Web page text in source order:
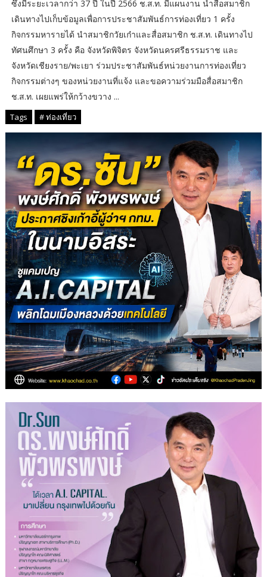
ซึ่งมีระยะเวลากว่า 37 ปี ในปี 2566 ช.ส.ท. มีแผนงาน นำสื่อสมาชิก
เดินทางไปเก็บข้อมูลเพื่อการประชาสัมพันธ์การท่องเที่ยว 1 ครั้ง
กิจกรรมหารายได้ นำสมาชิกวัยเก๋าและสื่อสมาชิก ช.ส.ท. เดินทางไป
ทัศนศึกษา 3 ครั้ง คือ จังหวัดพิจิตร จังหวัดนครศรีธรรมราช และ
จังหวัดเชียงราย/พะเยา ร่วมประชาสัมพันธ์หน่วยงานการท่องเที่ยว
กิจกรรมต่างๆ ของหน่วยงานที่แจ้ง และขอความร่วมมือสื่อสมาชิก
ช.ส.ท. เผยแพร่ให้กว้างขวาง ...
Tags # ท่องเที่ยว